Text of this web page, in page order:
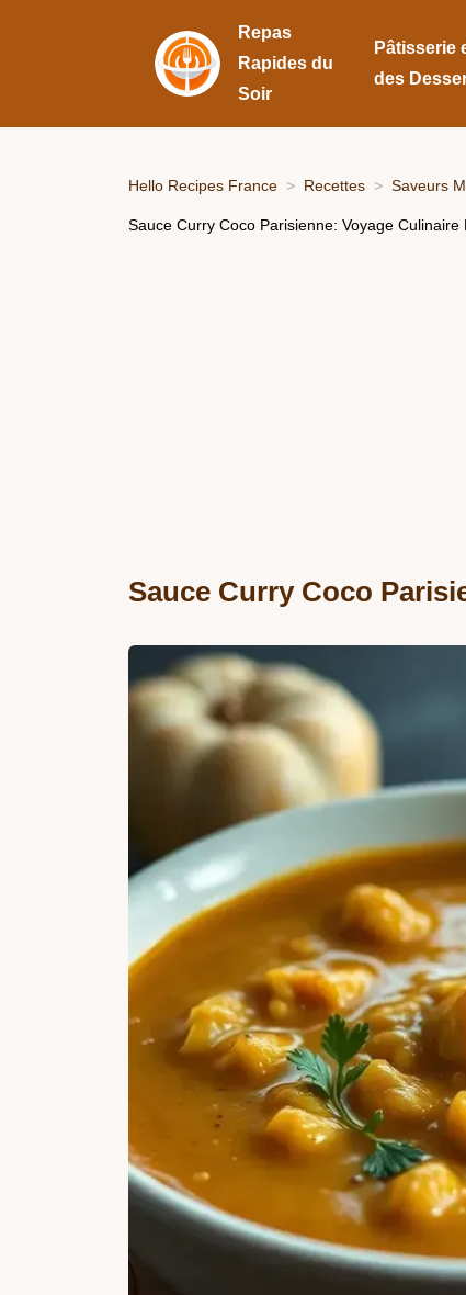
Repas
Rapides du
Soir
Pâtisserie
des
Hello Recipes France Recettes Saveurs
Sauce Curry Coco Parisienne: Voyage Culinaire
Sauce Curry Coco